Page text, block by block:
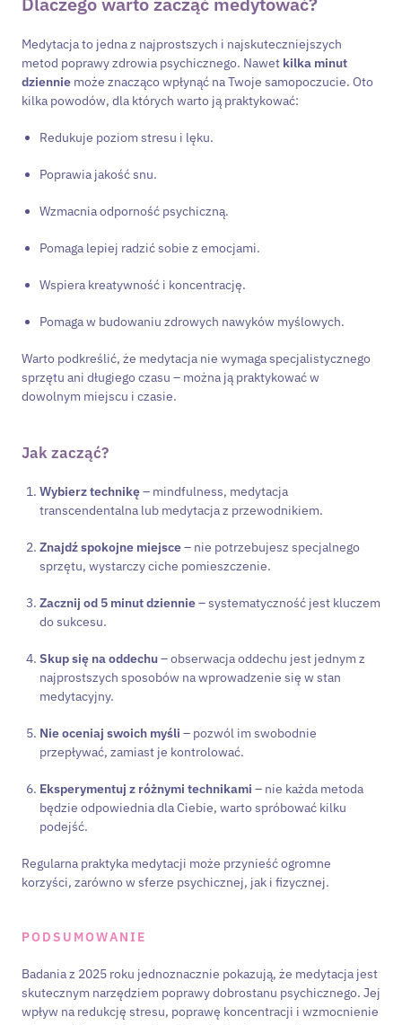
Medytacja to jedna z najprostszych i najskuteczniejszych
metod poprawy zdrowia psychicznego. Nawet kilka minut
dziennie może znacząco wpłynąć na Twoje samopoczucie. Oto
kilka powodów, dla których warto ją praktykować:
Redukuje poziom stresu i lęku.
Poprawia jakość snu.
Wzmacnia odporność psychiczną.
Pomaga lepiej radzić sobie z emocjami.
Wspiera kreatywność i koncentrację.
Pomaga w budowaniu zdrowych nawyków myślowych.
Warto podkreślić, że medytacja nie wymaga specjalistycznego
sprzętu ani długiego czasu – można ją praktykować w
dowolnym miejscu i czasie.
Jak zacząć?
Wybierz technikę– mindfulness, medytacja
transcendentalna lub medytacja z przewodnikiem.
Znajdź spokojne miejsce– nie potrzebujesz specjalnego
sprzętu, wystarczy ciche pomieszczenie.
Zacznij od 5 minut dziennie– systematyczność jest kluczem
do sukcesu.
Skup się na oddechu– obserwacja oddechu jest jednym z
najprostszych sposobów na wprowadzenie się w stan
medytacyjny.
Nie oceniaj swoich myśli – pozwól im swobodnie
przepływać, zamiast je kontrolować.
Eksperymentuj z różnymi technikami – nie każda metoda
będzie odpowiednia dla Ciebie, warto spróbować kilku
podejść.
Regularna praktyka medytacji może przynieść ogromne
korzyści, zarówno w sferze psychicznej, jak i fizycznej.
PODSUMOWANIE
Badania z 2025 roku jednoznacznie pokazują, że medytacja jest
skutecznym narzędziem poprawy dobrostanu psychicznego. Jej
wpływ na redukcję stresu, poprawę koncentracji i wzmocnienie